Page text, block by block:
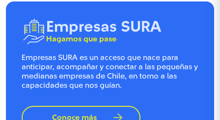
Empresas SURA
Hagamos que pase
Empresas SURA es un acceso que nace para
anticipar, acompañar y conectar a las pequeñas y
medianas empresas de Chile, en torno a las
capacidades que nos guían.
Conoce más